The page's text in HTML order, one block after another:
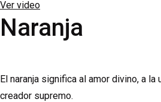
Ver video
Naranja
El naranja significa al amor divino, a
creador supremo.